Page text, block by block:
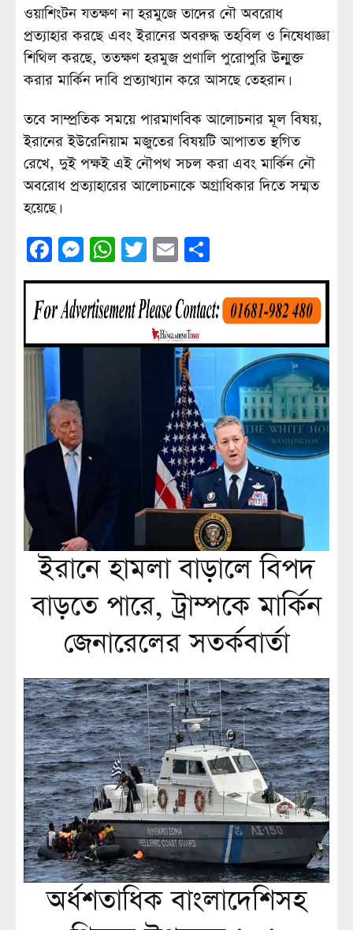
ওয়াশিংটন যতক্ষণ না হরমুজে তাদের নৌ অবরোধ
প্রত্যাহার করছে এবং ইরানের অবরুদ্ধ তহবিল ও নিষেধাজ্ঞা
শিথিল করছে, ততক্ষণ হরমুজ প্রণালি পুরোপুরি উন্মুক্ত
করার মার্কিন দাবি প্রত্যাখ্যান করে আসছে তেহরান।
তবে সাম্প্রতিক সময়ে পারমাণবিক আলোচনার মূল বিষয়,
ইরানের ইউরেনিয়াম মজুতের বিষয়টি আপাতত স্থগিত
রেখে, দুই পক্ষই এই নৌপথ সচল করা এবং মার্কিন নৌ
অবরোধ প্রত্যাহারের আলোচনাকে অগ্রাধিকার দিতে সম্মত
হয়েছে।
Facebook
Messenger
WhatsApp
Twitter
Email
ইরানে হামলা বাড়ালে বিপদ
বাড়তে পারে, ট্রাম্পকে মার্কিন
জেনারেলের সতর্কবার্তা
অর্ধশতাধিক বাংলাদেশিসহ